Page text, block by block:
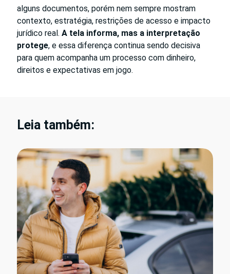
alguns documentos, porém nem sempre mostram
contexto, estratégia, restrições de acesso e impacto
jurídico real. A tela informa, mas a interpretação
protege, e essa diferença continua sendo decisiva
para quem acompanha um processo com dinheiro,
direitos e expectativas em jogo.
Leia também: